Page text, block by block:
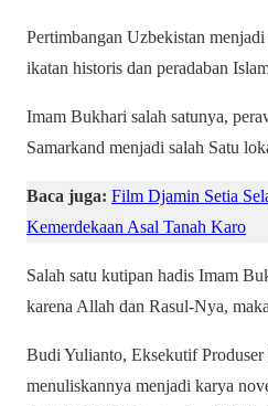
Pertimbangan Uzbekistan
ikatan historis dan peradaban
Imam Bukhari salah satunya,
Samarkand menjadi salah Satu
Baca juga: Film Djamin Setia
Kemerdekaan Asal Tanah Karo
Salah satu kutipan hadis Imam
karena Allah dan Rasul-Nya,
Budi Yulianto, Eksekutif
menuliskannya menjadi karya